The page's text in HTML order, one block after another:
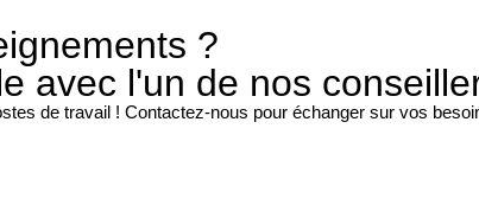
?
avec l'un de nos
de travail ! Contactez-nous pour échanger sur vos